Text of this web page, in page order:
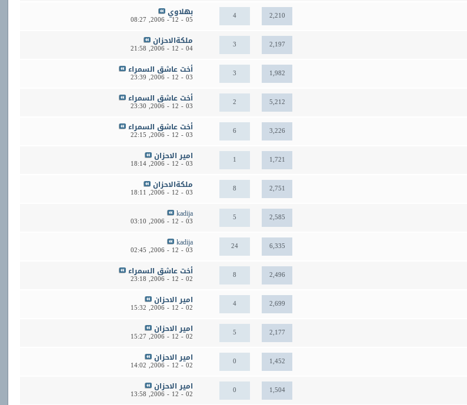
4 2,210 بهلاوي
05 - 12 - 2006,
08:27
3 2,197 ملكةالاحزان
04 - 12 - 2006,
21:58
3 1,982 أخت عاشق السمراء
03 - 12 - 2006,
23:39
2 5,212 أخت عاشق السمراء
03 - 12 - 2006,
23:30
6 3,226 أخت عاشق السمراء
03 - 12 - 2006,
22:15
1 1,721 امير الاحزان
03 - 12 - 2006,
18:14
8 2,751 ملكةالاحزان
03 - 12 - 2006,
18:11
5 2,585
kadija
03 - 12 - 2006,
03:10
24 6,335
kadija
03 - 12 - 2006,
02:45
8 2,496 أخت عاشق السمراء
02 - 12 - 2006,
23:18
4 2,699 امير الاحزان
02 - 12 - 2006,
15:32
5 2,177 امير الاحزان
02 - 12 - 2006,
15:27
0 1,452 امير الاحزان
02 - 12 - 2006,
14:02
0 1,504 امير الاحزان
02 - 12 - 2006,
13:58